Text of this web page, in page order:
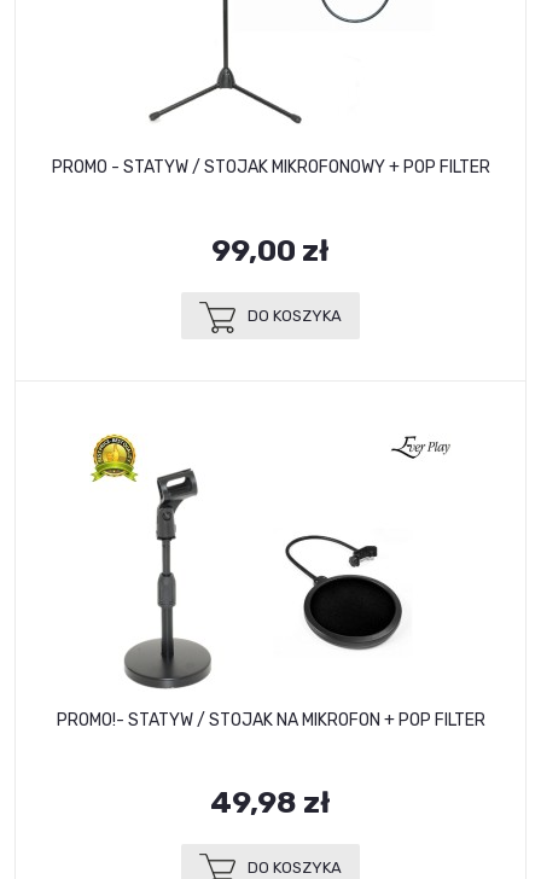
PROMO - STATYW / STOJAK MIKROFONOWY + POP FILTER
99,00 zł
DO KOSZYKA
PROMO!- STATYW / STOJAK NA MIKROFON + POP FILTER
49,98 zł
DO KOSZYKA